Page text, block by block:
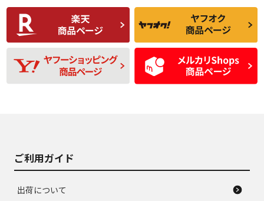
C
比較的きれいな中古
品
C
られるが、使用に問
題のない中古品
D
使用感や目立つ傷が
あり、一般的な中古
品
D
残り溝も少なく、偏
磨耗がみられ、短期
間使用できるくらい
の中古品
ご利用ガイド
出荷について